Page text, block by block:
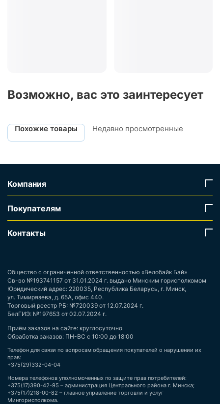
Возможно, вас это заинтересует
Похожие товары Недавно просмотренные
Компания
Покупателям
Контакты
Общество с ограниченной ответственностью «Велобайк Бай»
Св-во №193741157 от 31.01.2024 г. выдано Минским горисполкомом
Юридический адрес: 220035, Республика Беларусь, г. Минск,
ул. Тимирязева, д. 65А, офис 440.
Торговый реестр РБ: №720039 от 12.07.2024 г.
БелГИЭ: №197653 от 02.07.2024 г.
Приём заказов на сайте: круглосуточно
Обработка заказов: ПН-ВС с 10:00 до 18:00
Телефон для связи по вопросам обращения покупателей о нарушении их
прав:
+375(29)332-04-04
Номера телефонов уполномоченных по защите прав потребителей:
+375(17)390-42-95 – администрация Центрального района г. Минска;
+375(17)218-00-82 – главное управление торговли и услуг
Мингорисполкома.